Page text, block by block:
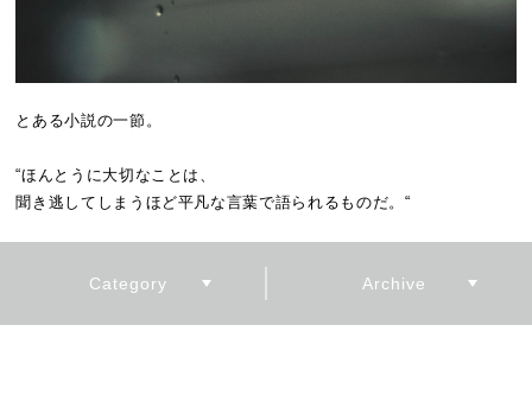
とある小説の一節。
“ほんとうに大切なことは、
聞き逃してしまうほど平凡な言葉で語られるものだ。“
ずっと変わらず、気ままに、ありのままに。。。